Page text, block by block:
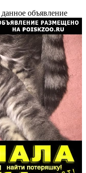
данное объявление